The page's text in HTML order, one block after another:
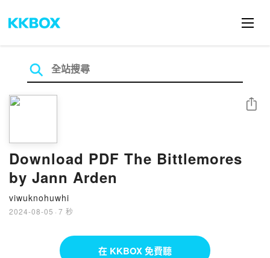
Download PDF The Bittlemores
by Jann Arden
viwuknohuwhi
2024-08-05 · 7 秒
分享
在 KKBOX 免費聽